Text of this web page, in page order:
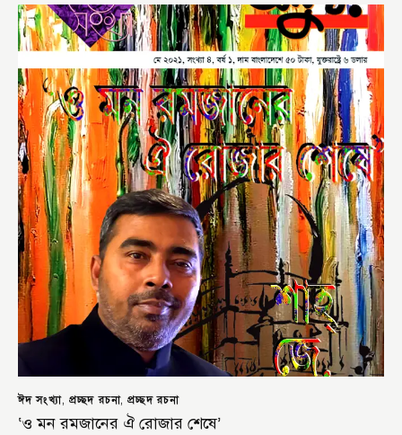
ঈদ সংখ্যা প্রচ্ছদ রচনা,প্রচ্ছদ রচনা
‘ও মন রমজানের ঐ রোজার শেষে’